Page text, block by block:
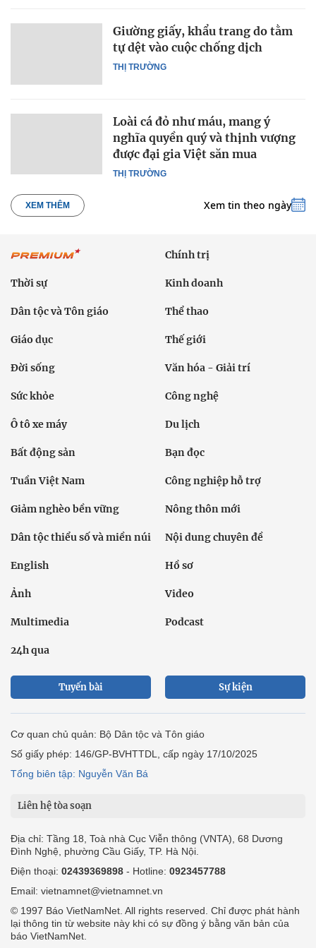
THỊ TRƯỜNG
Giường giấy, khẩu trang do tằm
tự dệt vào cuộc chống dịch
THỊ TRƯỜNG
Loài cá đỏ như máu, mang ý
nghĩa quyền quý và thịnh vượng
được đại gia Việt săn mua
XEM THÊM Xem tin theo ngày
Chính trị
Thời sự Kinh doanh
Dân tộc và Tôn giáo Thể thao
Giáo dục Thế giới
Đời sống Văn hóa - Giải trí
Sức khỏe Công nghệ
Ô tô xe máy Du lịch
Bất động sản Bạn đọc
Tuần Việt Nam Công nghiệp hỗ trợ
Giảm nghèo bền vững Nông thôn mới
Dân tộc thiểu số và miền núi Nội dung chuyên đề
English Hồ sơ
Ảnh Video
Multimedia Podcast
24h qua
Tuyến bài Sự kiện
Cơ quan chủ quản: Bộ Dân tộc và Tôn giáo
Số giấy phép: 146/GP-BVHTTDL, cấp ngày 17/10/2025
Tổng biên tập: Nguyễn Văn Bá
Liên hệ tòa soạn
Địa chỉ: Tầng 18, Toà nhà Cục Viễn thông (VNTA), 68 Dương
Đình Nghệ, phường Cầu Giấy, TP. Hà Nội.
Điện thoại: 02439369898 - Hotline: 0923457788
Email: vietnamnet@vietnamnet.vn
© 1997 Báo VietNamNet. All rights reserved. Chỉ được phát hành
lại thông tin từ website này khi có sự đồng ý bằng văn bản của
báo VietNamNet.